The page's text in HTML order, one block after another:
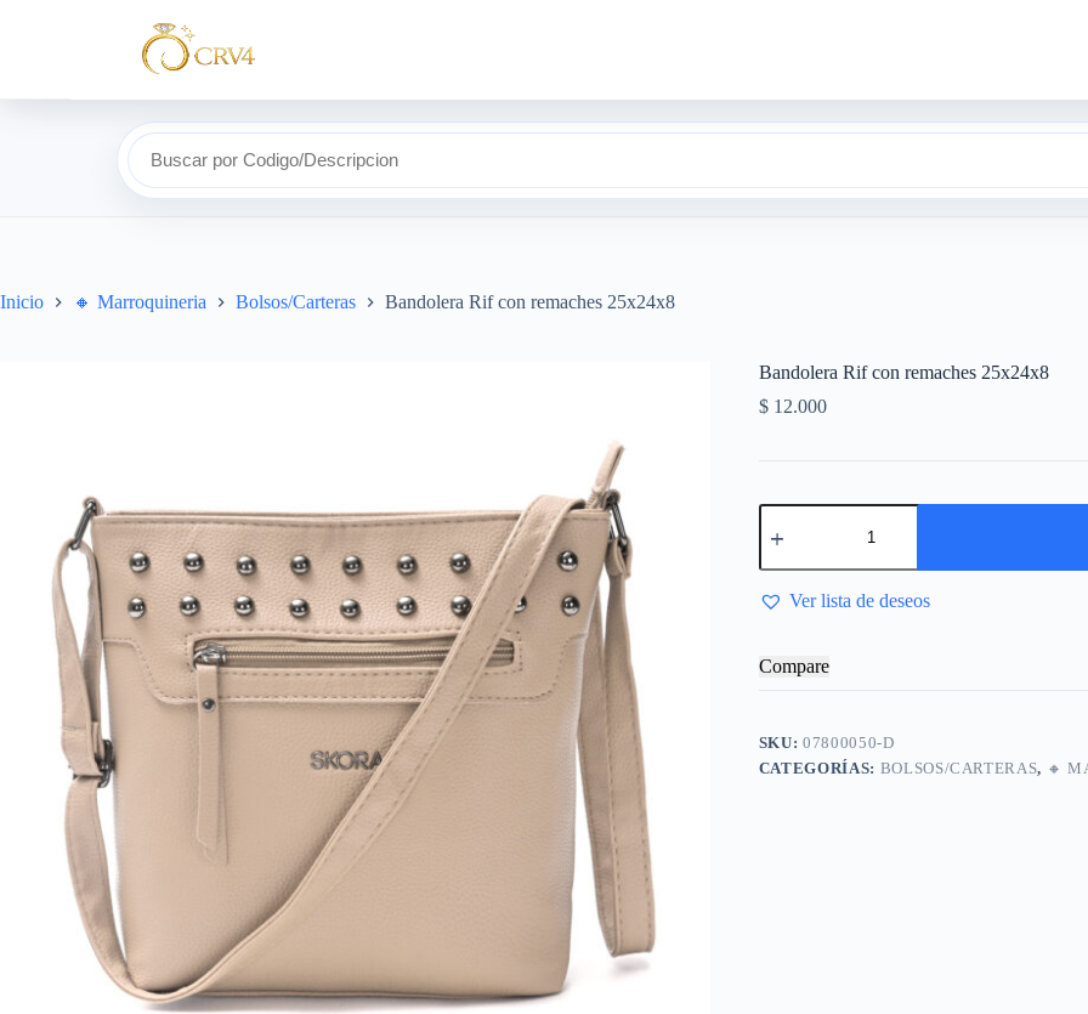
Buscar por Codigo/Descripcion
Inicio 🔸​ Marroquineria Bolsos/Carteras Bandolera Rif con remaches 25x24x8
Bandolera Rif con remaches 25x24x8
$12.000
Ver lista de deseos
Compare
SKU:07800050-D
CATEGORÍAS: BOLSOS/CARTERAS, 🔸​